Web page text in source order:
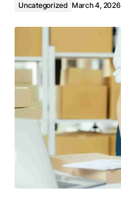
Uncategorized March 4, 2026